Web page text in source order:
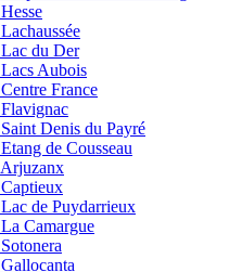
Hesse
Lachaussée
Lac du Der
Lacs Aubois
Centre France
Flavignac
Saint Denis du Payré
Etang de Cousseau
Arjuzanx
Captieux
Lac de Puydarrieux
La Camargue
Sotonera
Gallocanta